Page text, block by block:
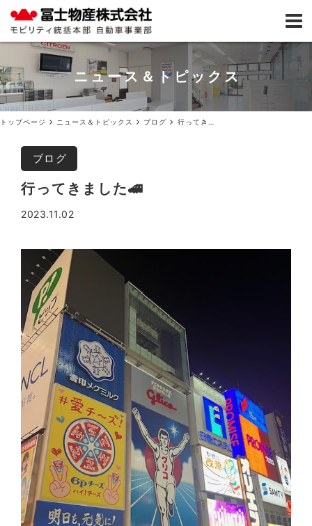
ニュース＆トピックス
トップページ ニュース＆トピックス ブログ
ブログ
行ってきました🚄
2023.11.02